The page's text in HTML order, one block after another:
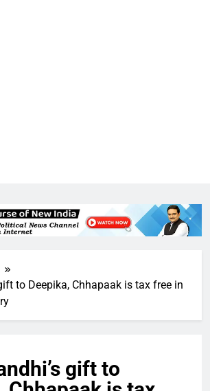
to Deepika, Chhapaak is tax free in
gift to